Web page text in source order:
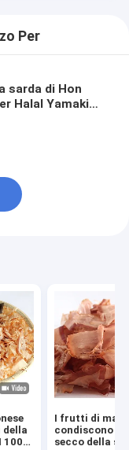
Per
sarda di Hon
Halal Yamaki
della
100g
I frutti di mare
condiscono il
secco della